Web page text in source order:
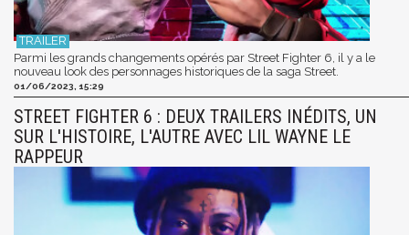
Parmi les grands changements opérés par Street Fighter 6, il y a le
nouveau look des personnages historiques de la saga Street.
01/06/2023, 15:29
STREET FIGHTER 6 : DEUX TRAILERS INÉDITS, UN
SUR L'HISTOIRE, L'AUTRE AVEC LIL WAYNE LE
RAPPEUR